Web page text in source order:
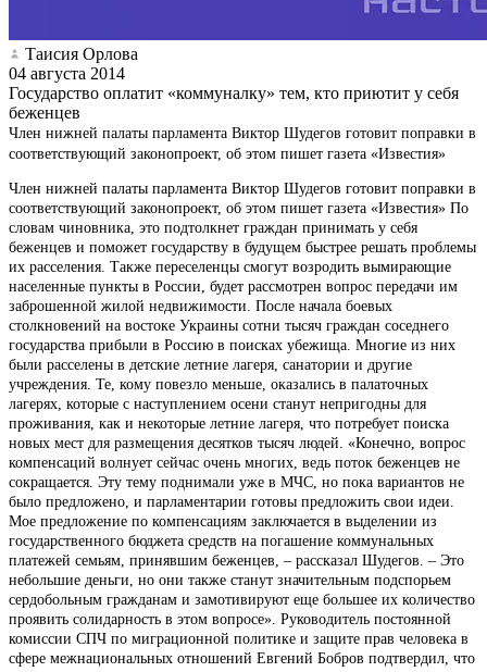
Таисия Орлова
04 августа 2014
Государство оплатит «коммуналку» тем, кто приютит у себя
беженцев
Член нижней палаты парламента Виктор Шудегов готовит поправки в
соответствующий законопроект, об этом пишет газета «Известия»
Член нижней палаты парламента Виктор Шудегов готовит поправки в
соответствующий законопроект, об этом пишет газета «Известия» По
словам чиновника, это подтолкнет граждан принимать у себя
беженцев и поможет государству в будущем быстрее решать проблемы
их расселения. Также переселенцы смогут возродить вымирающие
населенные пункты в России, будет рассмотрен вопрос передачи им
заброшенной жилой недвижимости. После начала боевых
столкновений на востоке Украины сотни тысяч граждан соседнего
государства прибыли в Россию в поисках убежища. Многие из них
были расселены в детские летние лагеря, санатории и другие
учреждения. Те, кому повезло меньше, оказались в палаточных
лагерях, которые с наступлением осени станут непригодны для
проживания, как и некоторые летние лагеря, что потребует поиска
новых мест для размещения десятков тысяч людей. «Конечно, вопрос
компенсаций волнует сейчас очень многих, ведь поток беженцев не
сокращается. Эту тему поднимали уже в МЧС, но пока вариантов не
было предложено, и парламентарии готовы предложить свои идеи.
Мое предложение по компенсациям заключается в выделении из
государственного бюджета средств на погашение коммунальных
платежей семьям, принявшим беженцев, – рассказал Шудегов. – Это
небольшие деньги, но они также станут значительным подспорьем
сердобольным гражданам и замотивируют еще большее их количество
проявить солидарность в этом вопросе». Руководитель постоянной
комиссии СПЧ по миграционной политике и защите прав человека в
сфере межнациональных отношений Евгений Бобров подтвердил, что